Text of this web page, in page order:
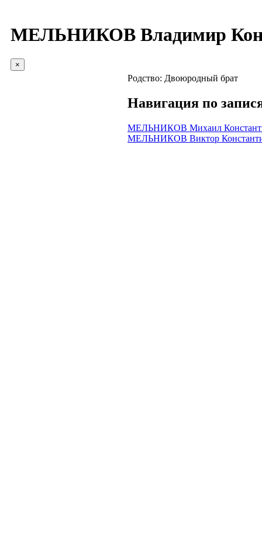
МЕЛЬНИКОВ Владимир
×
Родство: Двоюродный брат
Навигация по
МЕЛЬНИКОВ Михаил
МЕЛЬНИКОВ Виктор